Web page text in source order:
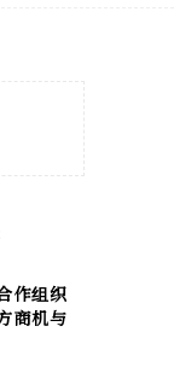
作组织
商机与